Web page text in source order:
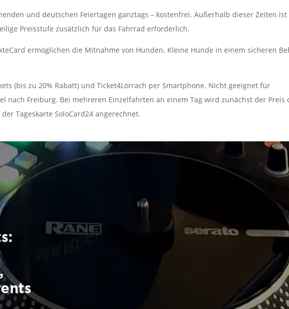
und deutschen Feiertagen ganztags – kostenfrei. Außerhalb dieser Zeiten ist
Preisstufe zusätzlich für das Fahrrad erforderlich.
ermöglichen die Mitnahme von Hunden. Kleine Hunde in einem sicheren
(bis zu 20% Rabatt) und Ticket4Lörrach per Smartphone. Nicht geeignet für
Freiburg. Bei mehreren Einzelfahrten an einem Tag wird zunächst der Preis
Tageskarte SoloCard24 angerechnet.